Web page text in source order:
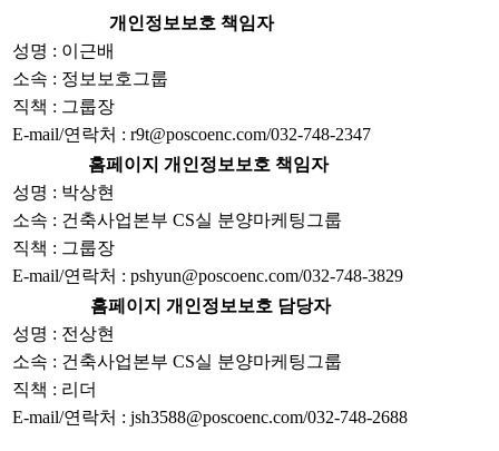
개인정보보호 책임자
성명 : 이근배
소속 : 정보보호그룹
직책 : 그룹장
E-mail/연락처 : r9t@poscoenc.com/032-748-2347
홈페이지 개인정보보호 책임자
성명 : 박상현
소속 : 건축사업본부 CS실 분양마케팅그룹
직책 : 그룹장
E-mail/연락처 : pshyun@poscoenc.com/032-748-3829
홈페이지 개인정보보호 담당자
성명 : 전상현
소속 : 건축사업본부 CS실 분양마케팅그룹
직책 : 리더
E-mail/연락처 : jsh3588@poscoenc.com/032-748-2688